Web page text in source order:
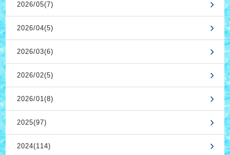
2026/05(7)
2026/04(5)
2026/03(6)
2026/02(5)
2026/01(8)
2025(97)
2024(114)